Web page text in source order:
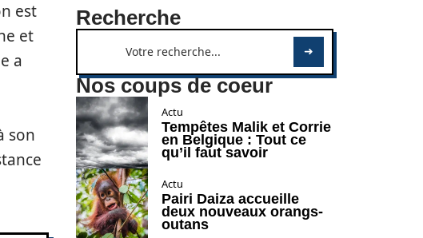
est
et
a
son
Recherche
Nos coups de coeur
Actu
Tempêtes Malik et Corrie
en Belgique : Tout ce
qu’il faut savoir
Actu
Pairi Daiza accueille
deux nouveaux orangs-
outans